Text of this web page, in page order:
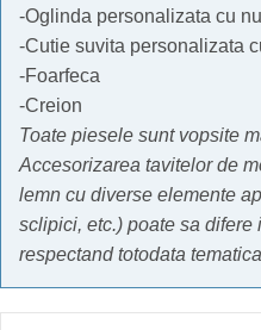
-Oglinda personalizata cu
-Cutie suvita personalizata
-Foarfeca
-Creion
Toate piesele sunt vopsite
Accesorizarea tavitelor de
lemn cu diverse elemente
sclipici, etc.) poate sa
respectand totodata